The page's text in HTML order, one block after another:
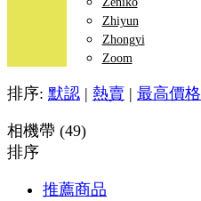
Zhiyun
Zhongyi
Zoom
排序: 默認 | 熱賣 | 最高價格
相機帶 (49)
排序
推薦商品